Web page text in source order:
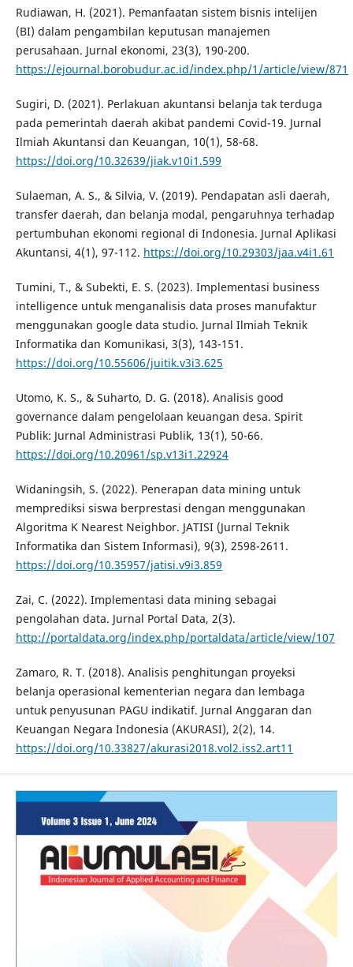
Rudiawan, H. (2021). Pemanfaatan sistem bisnis intelijen
(BI) dalam pengambilan keputusan manajemen
perusahaan. Jurnal ekonomi, 23(3), 190-200.
https://ejournal.borobudur.ac.id/index.php/1/article/view/871
Sugiri, D. (2021). Perlakuan akuntansi belanja tak terduga
pada pemerintah daerah akibat pandemi Covid-19. Jurnal
Ilmiah Akuntansi dan Keuangan, 10(1), 58-68.
https://doi.org/10.32639/jiak.v10i1.599
Sulaeman, A. S., & Silvia, V. (2019). Pendapatan asli daerah,
transfer daerah, dan belanja modal, pengaruhnya terhadap
pertumbuhan ekonomi regional di Indonesia. Jurnal Aplikasi
Akuntansi, 4(1), 97-112. https://doi.org/10.29303/jaa.v4i1.61
Tumini, T., & Subekti, E. S. (2023). Implementasi business
intelligence untuk menganalisis data proses manufaktur
menggunakan google data studio. Jurnal Ilmiah Teknik
Informatika dan Komunikasi, 3(3), 143-151.
https://doi.org/10.55606/juitik.v3i3.625
Utomo, K. S., & Suharto, D. G. (2018). Analisis good
governance dalam pengelolaan keuangan desa. Spirit
Publik: Jurnal Administrasi Publik, 13(1), 50-66.
https://doi.org/10.20961/sp.v13i1.22924
Widaningsih, S. (2022). Penerapan data mining untuk
memprediksi siswa berprestasi dengan menggunakan
Algoritma K Nearest Neighbor. JATISI (Jurnal Teknik
Informatika dan Sistem Informasi), 9(3), 2598-2611.
https://doi.org/10.35957/jatisi.v9i3.859
Zai, C. (2022). Implementasi data mining sebagai
pengolahan data. Jurnal Portal Data, 2(3).
http://portaldata.org/index.php/portaldata/article/view/107
Zamaro, R. T. (2018). Analisis penghitungan proyeksi
belanja operasional kementerian negara dan lembaga
untuk penyusunan PAGU indikatif. Jurnal Anggaran dan
Keuangan Negara Indonesia (AKURASI), 2(2), 14.
https://doi.org/10.33827/akurasi2018.vol2.iss2.art11